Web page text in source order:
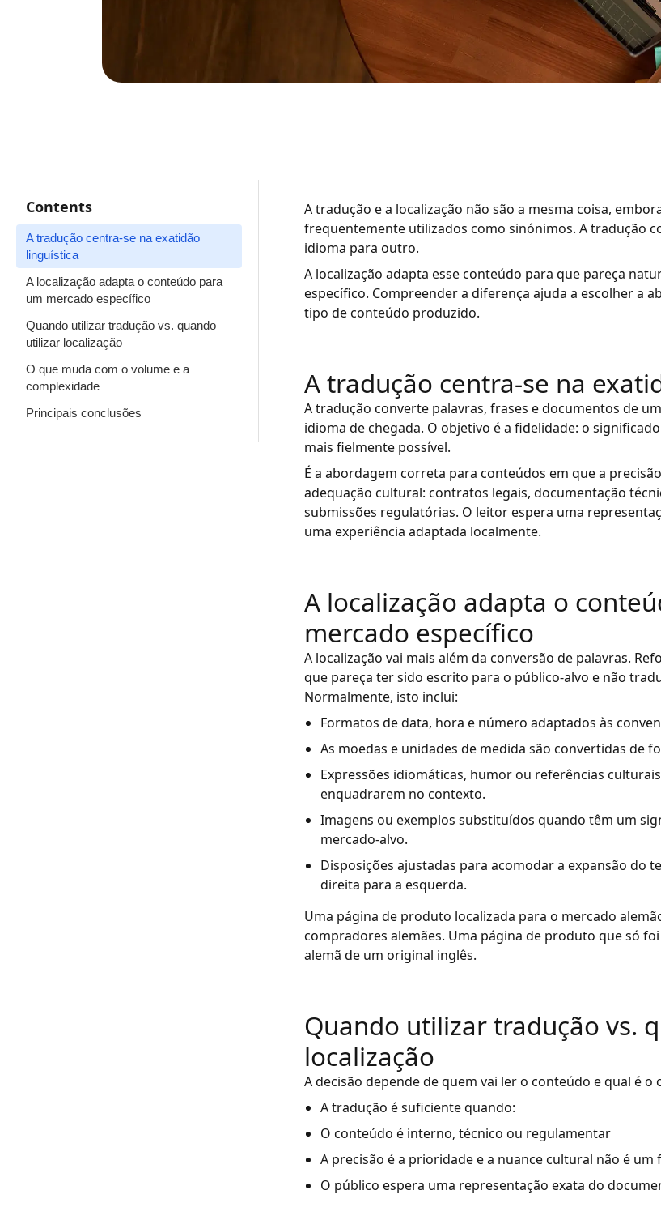
Contents
A tradução centra-se na exatidão
linguística
A localização adapta o conteúdo para
um mercado específico
Quando utilizar tradução vs. quando
utilizar localização
O que muda com o volume e a
complexidade
Principais conclusões
A tradução e a localização não são a mesma coisa,
frequentemente utilizados como sinónimos. A tradução
idioma para outro.
A localização adapta esse conteúdo para que pareça
específico. Compreender a diferença ajuda a escolher a
tipo de conteúdo produzido.
A tradução centra-se na
A tradução converte palavras, frases e documentos de
idioma de chegada. O objetivo é a fidelidade: o
mais fielmente possível.
É a abordagem correta para conteúdos em que a
adequação cultural: contratos legais, documentação
submissões regulatórias. O leitor espera uma
uma experiência adaptada localmente.
A localização adapta o
mercado específico
A localização vai mais além da conversão de palavras.
que pareça ter sido escrito para o público-alvo e não
Normalmente, isto inclui:
Formatos de data, hora e número adaptados às
As moedas e unidades de medida são convertidas de
Expressões idiomáticas, humor ou referências
enquadrarem no contexto.
Imagens ou exemplos substituídos quando têm um
mercado-alvo.
Disposições ajustadas para acomodar a expansão do
direita para a esquerda.
Uma página de produto localizada para o mercado
compradores alemães. Uma página de produto que só
alemã de um original inglês.
Quando utilizar tradução vs.
localização
A decisão depende de quem vai ler o conteúdo e qual é o
A tradução é suficiente quando:
O conteúdo é interno, técnico ou regulamentar
A precisão é a prioridade e a nuance cultural não é um
O público espera uma representação exata do